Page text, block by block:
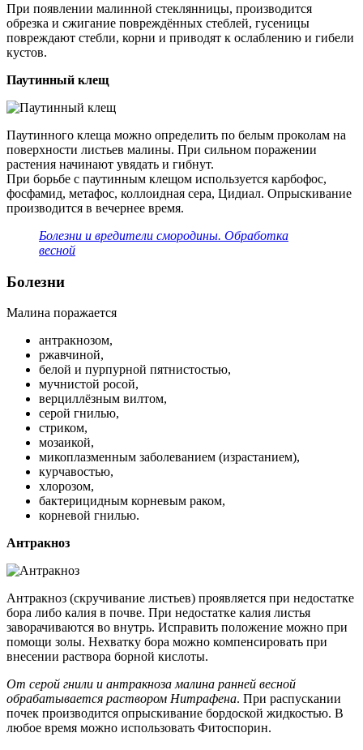
При появлении малинной стеклянницы, производится
обрезка и сжигание повреждённых стеблей, гусеницы
повреждают стебли, корни и приводят к ослаблению и гибели
кустов.
Паутинный клещ
Паутинного клеща можно определить по белым проколам на
поверхности листьев малины. При сильном поражении
растения начинают увядать и гибнут.
При борьбе с паутинным клещом используется карбофос,
фосфамид, метафос, коллоидная сера, Цидиал. Опрыскивание
производится в вечернее время.
Болезни и вредители смородины. Обработка
весной
Болезни
Малина поражается
антракнозом,
ржавчиной,
белой и пурпурной пятнистостью,
мучнистой росой,
верциллёзным вилтом,
серой гнилью,
стриком,
мозаикой,
микоплазменным заболеванием (израстанием),
курчавостью,
хлорозом,
бактерицидным корневым раком,
корневой гнилью.
Антракноз
Антракноз (скручивание листьев) проявляется при недостатке
бора либо калия в почве. При недостатке калия листья
заворачиваются во внутрь. Исправить положение можно при
помощи золы. Нехватку бора можно компенсировать при
внесении раствора борной кислоты.
От серой гнили и антракноза малина ранней весной
обрабатывается раствором Нитрафена. При распускании
почек производится опрыскивание бордоской жидкостью. В
любое время можно использовать Фитоспорин.